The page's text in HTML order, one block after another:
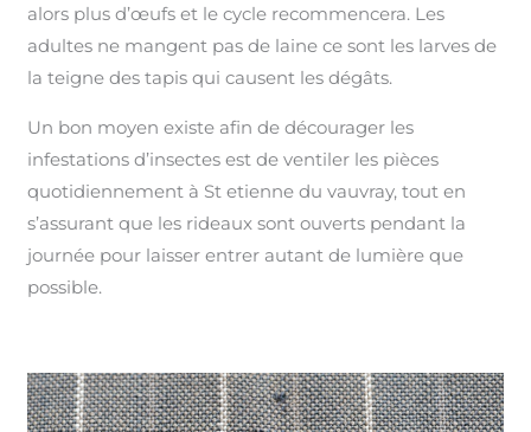
alors plus d’œufs et le cycle recommencera. Les
adultes ne mangent pas de laine ce sont les larves de
la teigne des tapis qui causent les dégâts.
Un bon moyen existe afin de décourager les
infestations d’insectes est de ventiler les pièces
quotidiennement à St etienne du vauvray, tout en
s’assurant que les rideaux sont ouverts pendant la
journée pour laisser entrer autant de lumière que
possible.